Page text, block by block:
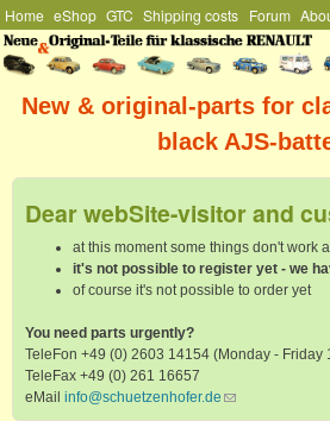
Skip to main content
Hauptmenü
Home eShop GTC Shipping costs Forum
Stefan
Schützenhofer
New & original-parts for
black AJS-
Dear webSite-visitor and
at this moment some things don't work
it's not possible to register yet - we
of course it's not possible to order yet
You need parts urgently?
TeleFon +49 (0) 2603 14154 (Monday - Friday
TeleFax +49 (0) 261 16657
eMail info@schuetzenhofer.de (link sends e-